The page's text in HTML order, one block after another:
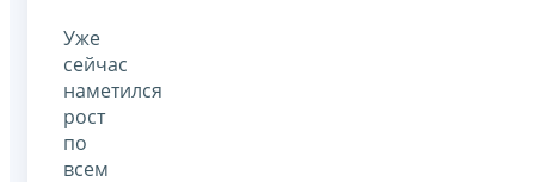
Уже
сейчас
наметился
рост
по
всем